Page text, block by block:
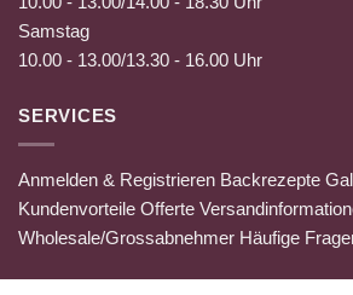
Samstag
10.00 - 13.00/13.30 - 16.00 Uhr
SERVICES
Anmelden & Registrieren Backrezepte
Kundenvorteile Offerte
Wholesale/Grossabnehmer Häufige